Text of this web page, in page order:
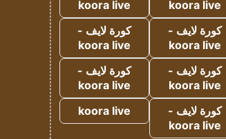
koora live
koora live
كورة لايف -
koora live
كورة لايف -
koora live
كورة لايف -
koora live
كورة لايف -
koora live
كورة لايف -
koora live
koora live